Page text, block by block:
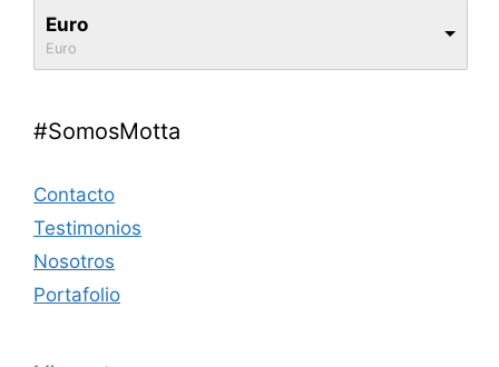
Euro
Euro
#SomosMotta
Contacto
Testimonios
Nosotros
Portafolio